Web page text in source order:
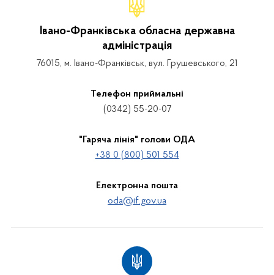
Івано-Франківська обласна державна
адміністрація
76015, м. Івано-Франківськ, вул. Грушевського, 21
Телефон приймальні
(0342) 55-20-07
"Гаряча лінія" голови ОДА
+38 0 (800) 501 554
Електронна пошта
oda@if.gov.ua